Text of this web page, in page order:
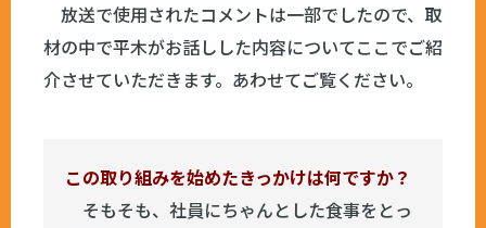
放送で使用されたコメントは一部でしたので、取
材の中で平木がお話しした内容についてここでご紹
介させていただきます。あわせてご覧ください。
この取り組みを始めたきっかけは何ですか？
そもそも、社員にちゃんとした食事をとっ